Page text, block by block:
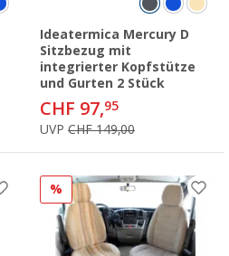
Ideatermica Mercury D
Sitzbezug mit
integrierter Kopfstütze
und Gurten 2 Stück
CHF 97,95
UVP CHF 149,00
%